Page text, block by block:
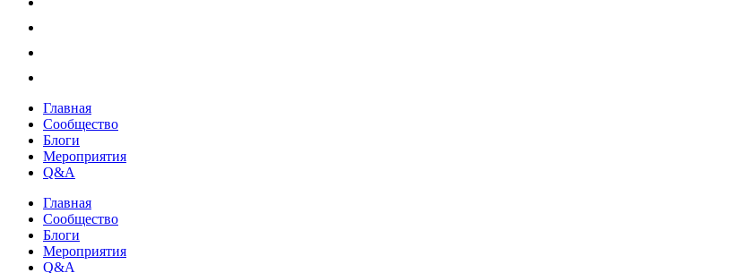
Главная
Сообщество
Блоги
Мероприятия
Q&A
Главная
Сообщество
Блоги
Мероприятия
Q&A